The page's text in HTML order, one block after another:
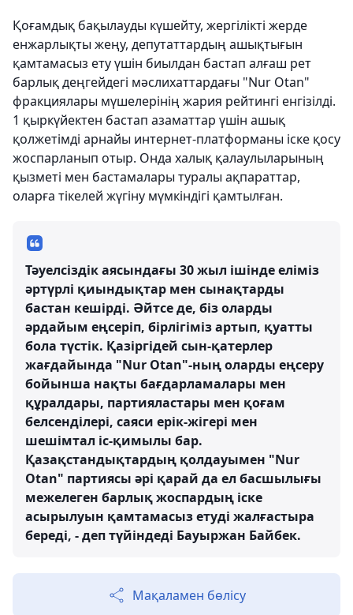
Қоғамдық бақылауды күшейту, жергілікті жерде
енжарлықты жеңу, депутаттардың ашықтығын
қамтамасыз ету үшін биылдан бастап алғаш рет
барлық деңгейдегі мәслихаттардағы "Nur Otan"
фракциялары мүшелерінің жария рейтингі енгізілді.
1 қыркүйектен бастап азаматтар үшін ашық
қолжетімді арнайы интернет-платформаны іске қосу
жоспарланып отыр. Онда халық қалаулыларының
қызметі мен бастамалары туралы ақпараттар,
оларға тікелей жүгіну мүмкіндігі қамтылған.
Тәуелсіздік аясындағы 30 жыл ішінде еліміз
әртүрлі қиындықтар мен сынақтарды
бастан кешірді. Әйтсе де, біз оларды
әрдайым еңсеріп, бірлігіміз артып, қуатты
бола түстік. Қазіргідей сын-қатерлер
жағдайында "Nur Otan"-ның оларды еңсеру
бойынша нақты бағдарламалары мен
құралдары, партияластары мен қоғам
белсенділері, саяси ерік-жігері мен
шешімтал іс-қимылы бар.
Қазақстандықтардың қолдауымен "Nur
Otan" партиясы әрі қарай да ел басшылығы
межелеген барлық жоспардың іске
асырылуын қамтамасыз етуді жалғастыра
береді, - деп түйіндеді Бауыржан Байбек.
Мақаламен бөлісу